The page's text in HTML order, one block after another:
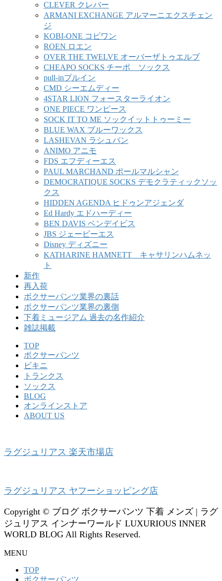
CLEVER クレバー
ARMANI EXCHANGE アルマーニエクスチェン
ジ
KOBI-ONE コビワン
ROEN ロエン
OVER THE TWELVE オーバーザトゥエルブ
CHEAPO SOCKS チーポ ソックス
pull-inプルイン
CMD シーエムディー
4STAR LION フォースターライオン
ONE PIECE ワンピース
SOCK IT TO ME ソックイットトゥーミー
BLUE WAX ブルーワックス
LASHEVAN ラシュバン
ANIMO アニモ
FDS エフディーエス
PAUL MARCHAND ポールマルシャン
DEMOCRATIQUE SOCKS デモクラティックソッ
クス
HIDDEN AGENDA ヒドゥンアジェンダ
Ed Hardy エドハーディー
BEN DAVIS ベンデイビス
JBS ジェービーエス
Disney ディズニー
KATHARINE HAMNETT キャサリンハムネッ
ト
新作
再入荷
ボクサーパンツ業界の裏話
ボクサーパンツ業界の裏側
下着ミュージアム 過去の名作紹介
雑誌掲載
TOP
ボクサーパンツ
ビキニ
トランクス
ソックス
BLOG
オンラインストア
ABOUT US
ラグジュリアス 楽天市場店
ラグジュリアス ヤフーショッピング店
Copyright © ブログ ボクサーパンツ 下着 メンズ | ラグ
ジュリアス インナーワールド LUXURIOUS INNER
WORLD BLOG All Rights Reserved.
MENU
TOP